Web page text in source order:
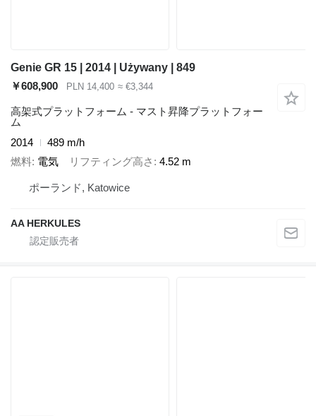
Genie GR 15 | 2014 | Używany | 849
￥608,900
PLN 14,400 ≈ €3,344
高架式プラットフォーム - マスト昇降プラットフォー
ム
2014
489 m/h
燃料 電気 リフティング高さ 4.52 m
ポーランド, Katowice
AA HERKULES